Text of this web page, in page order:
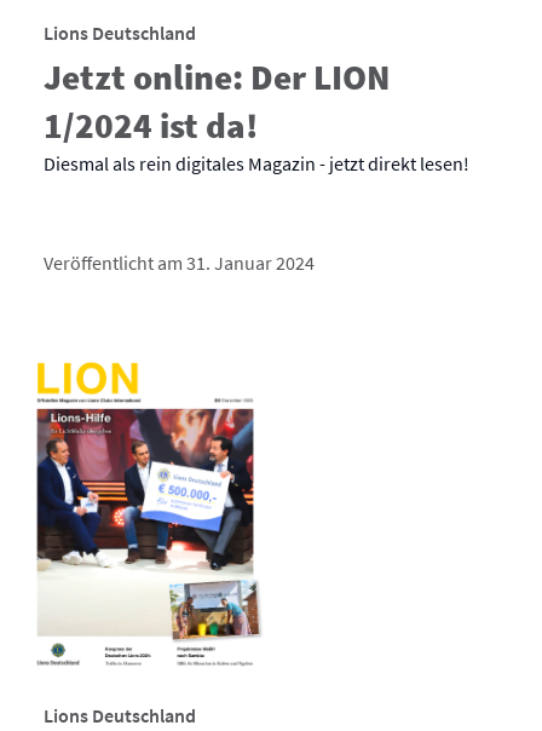
Lions Deutschland
Jetzt online: Der LION
1/2024 ist da!
Diesmal als rein digitales Magazin - jetzt direkt lesen!
Veröffentlicht am 31. Januar 2024
Lions Deutschland